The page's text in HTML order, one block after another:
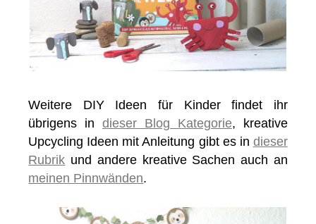
Weitere DIY Ideen für Kinder findet ihr
übrigens indieser Blog Kategorie, kreative
Upcycling Ideen mit Anleitung gibt es in dieser
Rubrik und andere kreative Sachen auch an
meinen Pinnwänden.